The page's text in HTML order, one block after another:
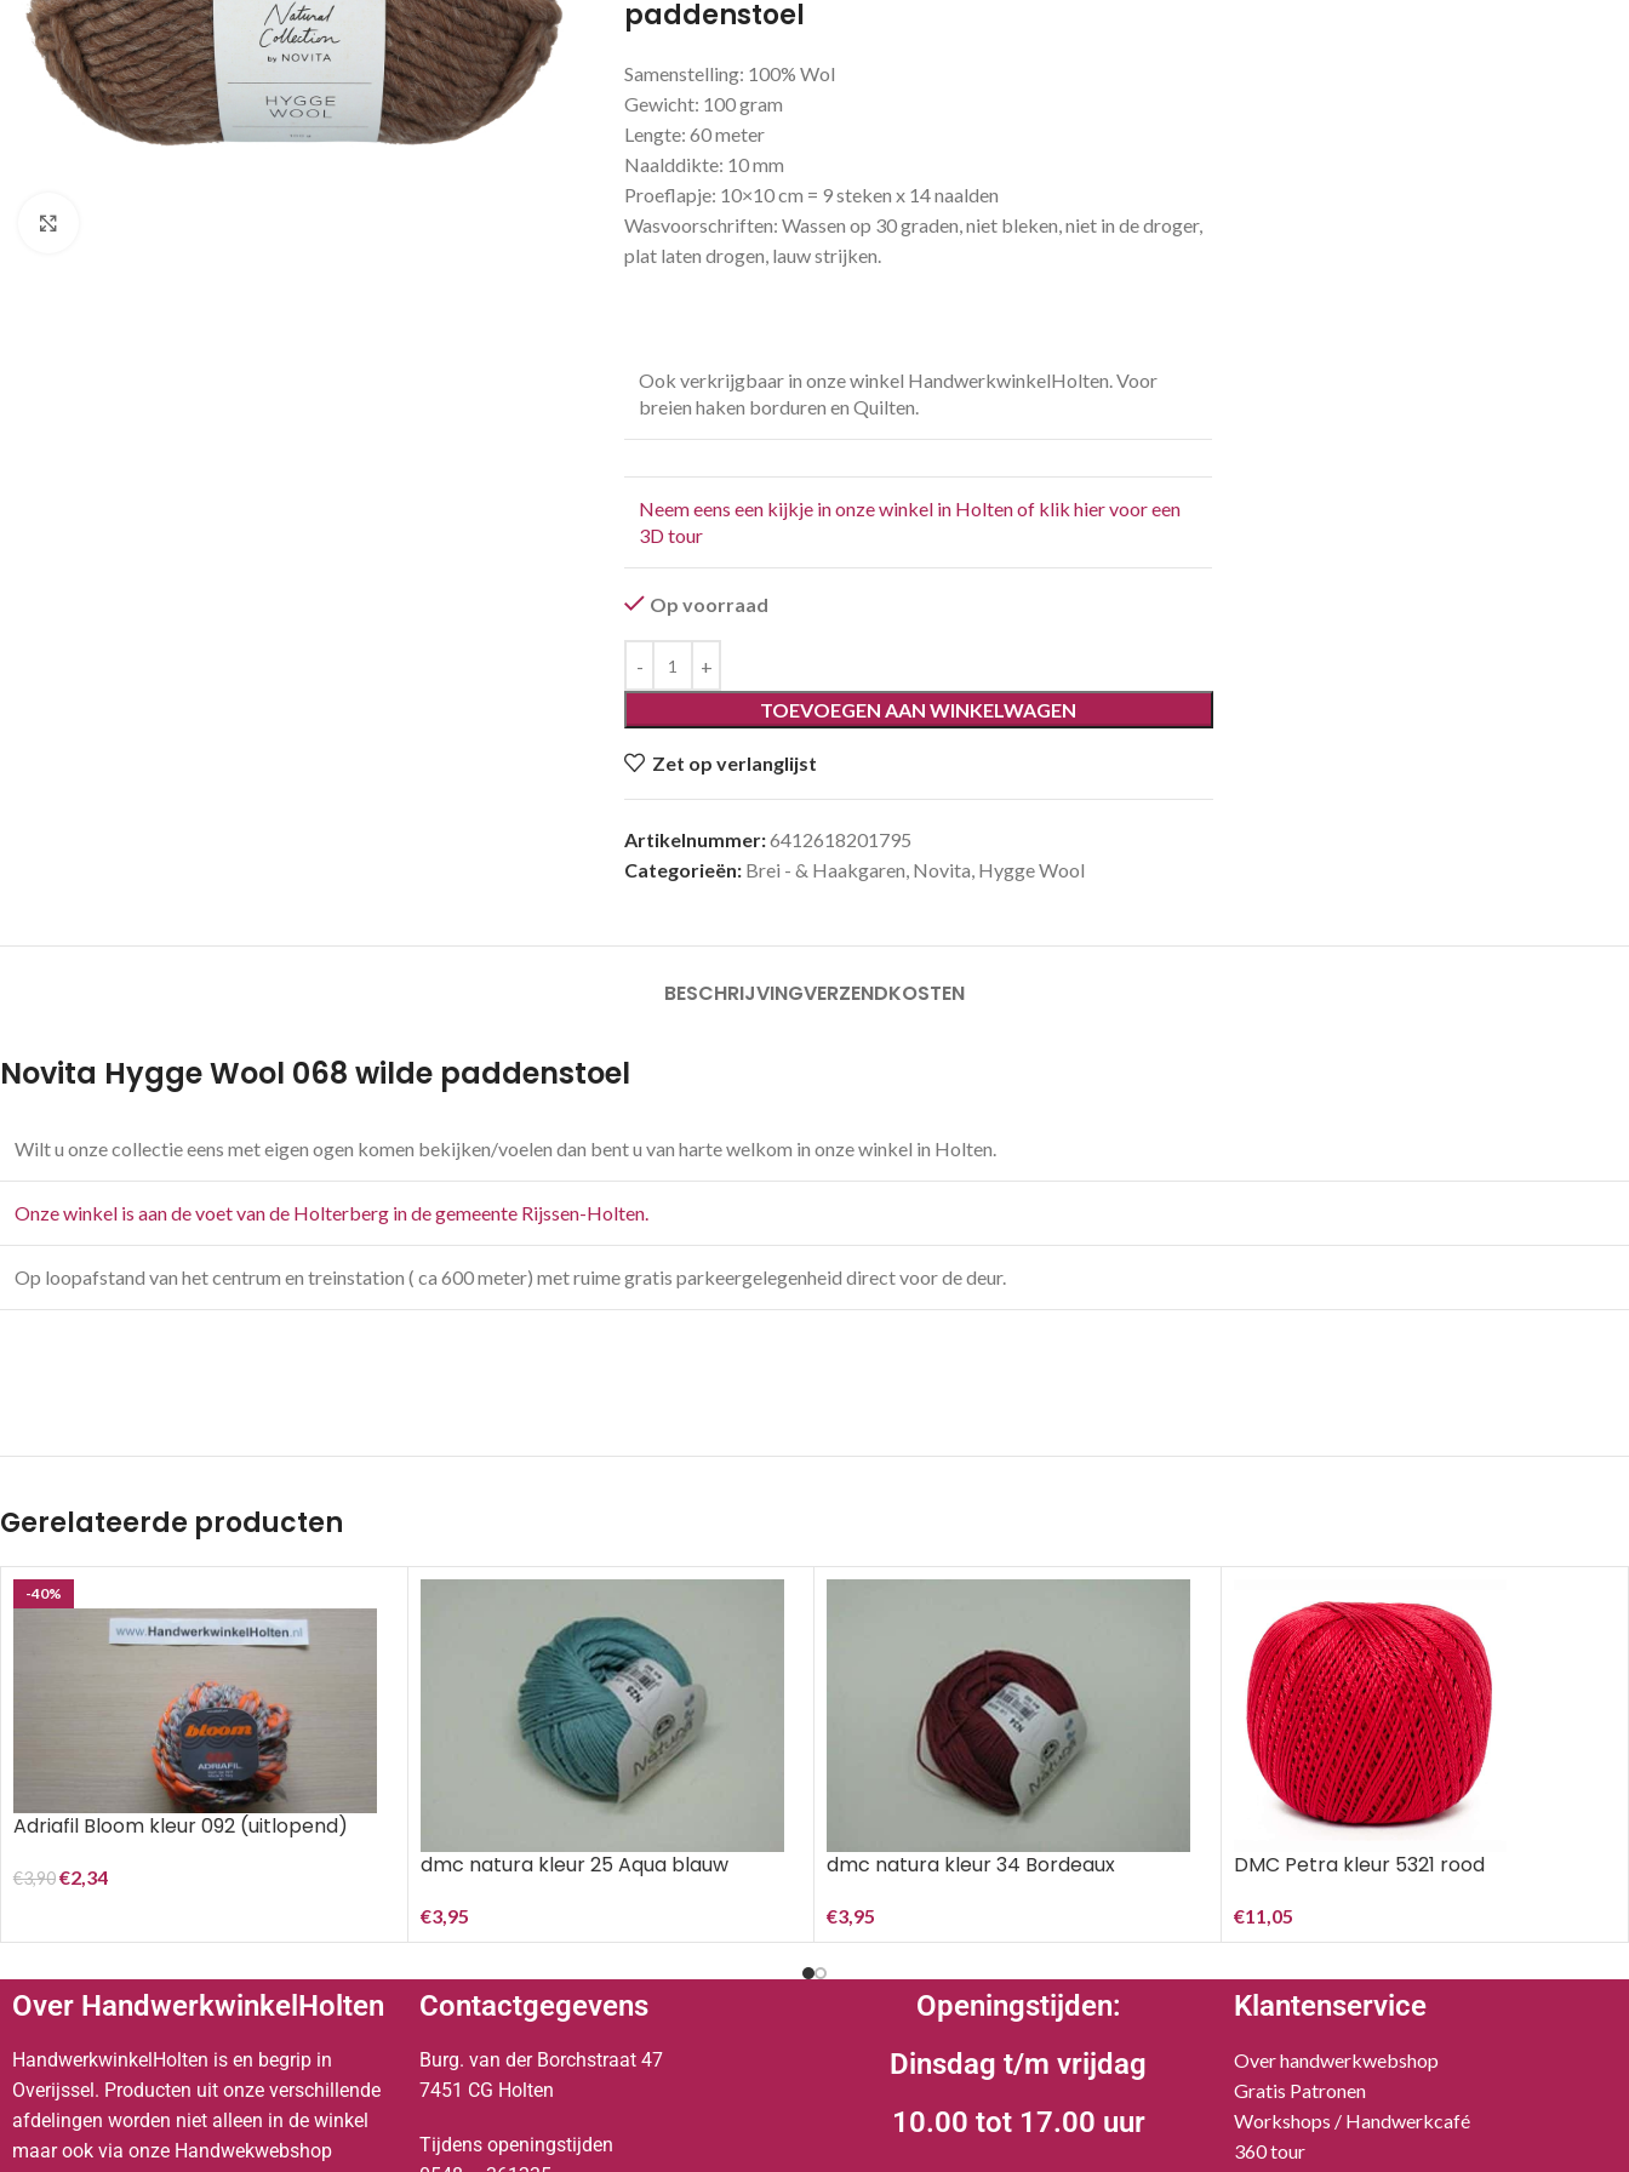
paddenstoel
Samenstelling: 100% Wol
Gewicht: 100 gram
Lengte: 60 meter
Naalddikte: 10 mm
Proeflapje: 10×10 cm = 9 steken x 14 naalden
Wasvoorschriften: Wassen op 30 graden, niet bleken, niet in de droger,
plat laten drogen, lauw strijken.
Ook verkrijgbaar in onze winkel HandwerkwinkelHolten. Voor
breien haken borduren en Quilten.
Neem eens een kijkje in onze winkel in Holten of klik hier voor een
3D tour
Op voorraad
TOEVOEGEN AAN WINKELWAGEN
Zet op verlanglijst
Artikelnummer:6412618201795
Categorieën: Brei - & Haakgaren, Novita, Hygge Wool
BESCHRIJVINGVERZENDKOSTEN
Novita Hygge Wool 068 wilde paddenstoel
Wilt u onze collectie eens met eigen ogen komen bekijken/voelen dan bent u van harte welkom in onze winkel in Holten.
Onze winkel is aan de voet van de Holterberg in de gemeente Rijssen-Holten.
Op loopafstand van het centrum en treinstation ( ca 600 meter) met ruime gratis parkeergelegenheid direct voor de deur.
Gerelateerde producten
-40%
Adriafil Bloom kleur 092 (uitlopend)
€3,90€2,34 dmc natura kleur 25 Aqua blauw
€3,95
dmc natura kleur 34 Bordeaux
€3,95
DMC Petra kleur 5321 rood
€11,05
Over HandwerkwinkelHolten
HandwerkwinkelHolten is en begrip in
Overijssel. Producten uit onze verschillende
afdelingen worden niet alleen in de winkel
maar ook via onze Handwekwebshop
Contactgegevens
Burg. van der Borchstraat 47
7451 CG Holten
Tijdens openingstijden
Openingstijden:
Dinsdag t/m vrijdag
10.00 tot 17.00 uur
Klantenservice
Over handwerkwebshop
Gratis Patronen
Workshops / Handwerkcafé
360 tour